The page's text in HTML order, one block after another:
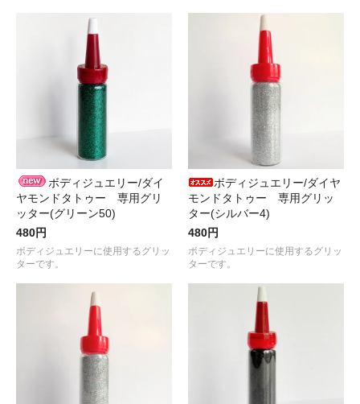
ボディジュエリー/ダイ
ヤモンドタトゥー 専用グリ
ッター(グリーン50)
480円
ボディジュエリーに使用するグリッ
ターです。
ボディジュエリー/ダイヤ
モンドタトゥー 専用グリッ
ター(シルバー4)
480円
ボディジュエリーに使用するグリッ
ターです。